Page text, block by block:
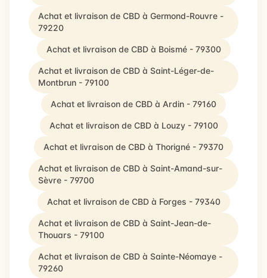
Achat et livraison de CBD à Germond-Rouvre -
79220
Achat et livraison de CBD à Boismé - 79300
Achat et livraison de CBD à Saint-Léger-de-
Montbrun - 79100
Achat et livraison de CBD à Ardin - 79160
Achat et livraison de CBD à Louzy - 79100
Achat et livraison de CBD à Thorigné - 79370
Achat et livraison de CBD à Saint-Amand-sur-
Sèvre - 79700
Achat et livraison de CBD à Forges - 79340
Achat et livraison de CBD à Saint-Jean-de-
Thouars - 79100
Achat et livraison de CBD à Sainte-Néomaye -
79260